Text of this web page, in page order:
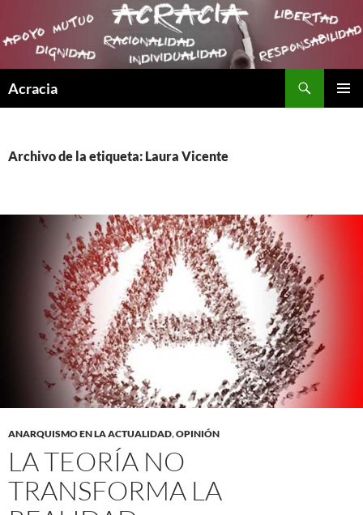
Acracia
Archivo de la etiqueta: Laura Vicente
ANARQUISMO EN LA ACTUALIDAD,OPINIÓN
LA TEORÍA NO
TRANSFORMA LA